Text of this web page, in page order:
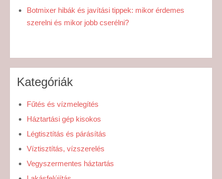
Botmixer hibák és javítási tippek: mikor érdemes
szerelni és mikor jobb cserélni?
Kategóriák
Fűtés és vízmelegítés
Háztartási gép kisokos
Légtisztítás és párásítás
Víztisztítás, vízszerelés
Vegyszermentes háztartás